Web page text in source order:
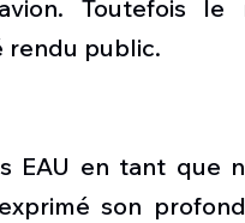
Toutefois le
rendu public.
EAU en tant que
son